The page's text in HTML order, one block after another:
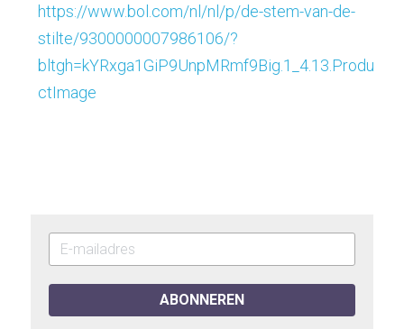
https://www.bol.com/nl/nl/p/de-stem-van-de-
stilte/9300000007986106/?
bltgh=kYRxga1GiP9UnpMRmf9Big.1_4.13.Produ
ctImage
ABONNEREN